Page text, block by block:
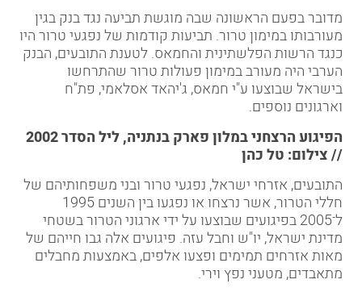
מדובר בפעם הראשונה שבה מוגשת תביעה נגד בנק בגין
מעורבותו במימון טרור. תביעות קודמות של נפגעי טרור היו
כנגד הרשות הפלשתינית והחמאס. לטענת התובעים, הבנק
הערבי היה מעורב במימון פעולות טרור שהתרחשו
בישראל שבוצעו ע"י חמאס, ג'יהאד אסלאמי, פת"ח
וארגונים נוספים.
הפיגוע הרצחני במלון פארק בנתניה, ליל הסדר 2002
// צילום: טל כהן
התובעים, אזרחי ישראל, נפגעי טרור ובני משפחותיהם של
חללי הטרור, אשר נרצחו או נפגעו בין השנים 1995
ל־2005 בפיגועים שבוצעו על ידי ארגוני הטרור בשטחי
מדינת ישראל, יו"ש וחבל עזה. פיגועים אלה גבו חייהם של
מאות אזרחים תמימים ופצעו אלפים, באמצעות מחבלים
מתאבדים, מטעני נפץ וירי.